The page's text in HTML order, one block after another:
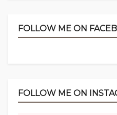
FOLLOW ME ON
FOLLOW ME ON